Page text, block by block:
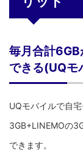
毎月合計
できる(UQモ
UQモバイルで自
3GB+LINEMOの
できます。